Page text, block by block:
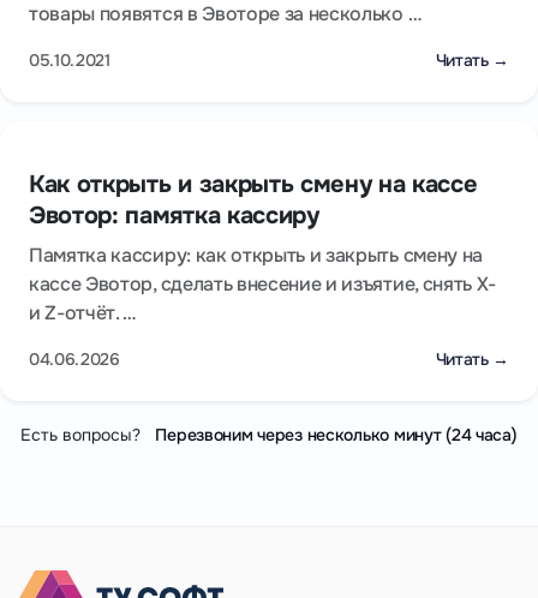
товары появятся в Эвоторе за несколько …
05.10.2021 Читать →
Как открыть и закрыть смену на кассе
Эвотор: памятка кассиру
Памятка кассиру: как открыть и закрыть смену на
кассе Эвотор, сделать внесение и изъятие, снять X-
и Z-отчёт. …
04.06.2026 Читать →
Есть вопросы? Перезвоним через несколько минут (24 часа)